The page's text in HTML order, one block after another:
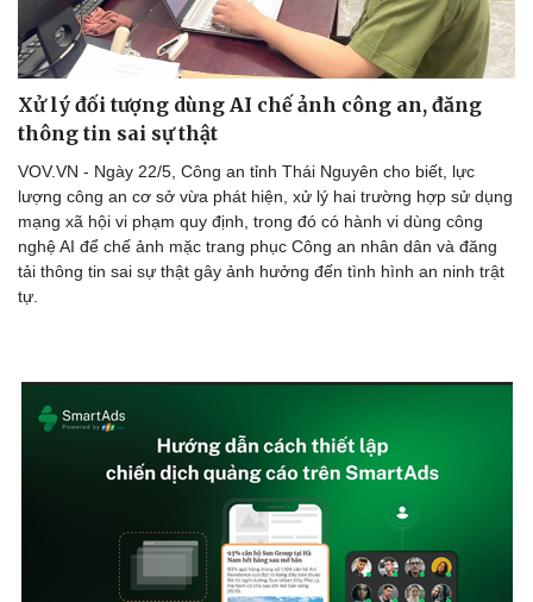
Xử lý đối tượng dùng AI chế ảnh công an, đăng
thông tin sai sự thật
VOV.VN - Ngày 22/5, Công an tỉnh Thái Nguyên cho biết, lực
lượng công an cơ sở vừa phát hiện, xử lý hai trường hợp sử dụng
mạng xã hội vi phạm quy định, trong đó có hành vi dùng công
nghệ AI để chế ảnh mặc trang phục Công an nhân dân và đăng
tải thông tin sai sự thật gây ảnh hưởng đến tình hình an ninh trật
tự.